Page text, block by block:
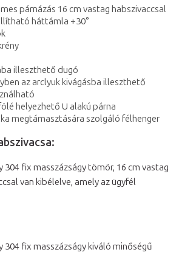
párnázás 16 cm vastag habszivaccsal
háttámla +30°
illeszthető dugó
az arclyuk kivágásba illeszthető
helyezhető U alakú párna
megtámasztására szolgáló félhenger
304 fix masszázságy tömör, 16 cm vastag
van kibélelve, amely az ügyfél
304 fix masszázságy kiváló minőségű